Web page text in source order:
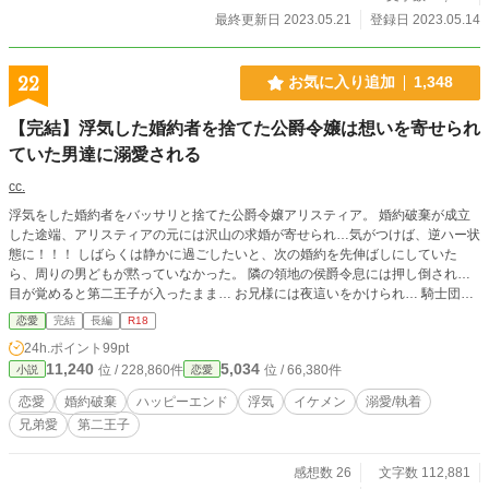
最終更新日 2023.05.21
登録日 2023.05.14
22 お気に入り追加 1,348
【完結】浮気した婚約者を捨てた公爵令嬢は想いを寄せられ
ていた男達に溺愛される
cc.
浮気をした婚約者をバッサリと捨てた公爵令嬢アリスティア。 婚約破棄が成立
した途端、アリスティアの元には沢山の求婚が寄せられ…気がつけば、逆ハー状
態に！！！ しばらくは静かに過ごしたいと、次の婚約を先伸ばしにしていた
ら、周りの男どもが黙っていなかった。 隣の領地の侯爵令息には押し倒され…
目が覚めると第二王子が入ったまま… お兄様には夜這いをかけられ… 騎士団長
令息には授業中に… 王太子殿下の近衛には馬車の中で… 次の婚約者はいったい
誰か！？
恋愛 完結 長編 R18
24h.ポイント 99pt
小説 11,240 位 / 228,860件 恋愛 5,034 位 / 66,380件
恋愛 婚約破棄 ハッピーエンド 浮気 イケメン
溺愛/執着
兄弟愛
第二王子
感想数 26
文字数 112,881